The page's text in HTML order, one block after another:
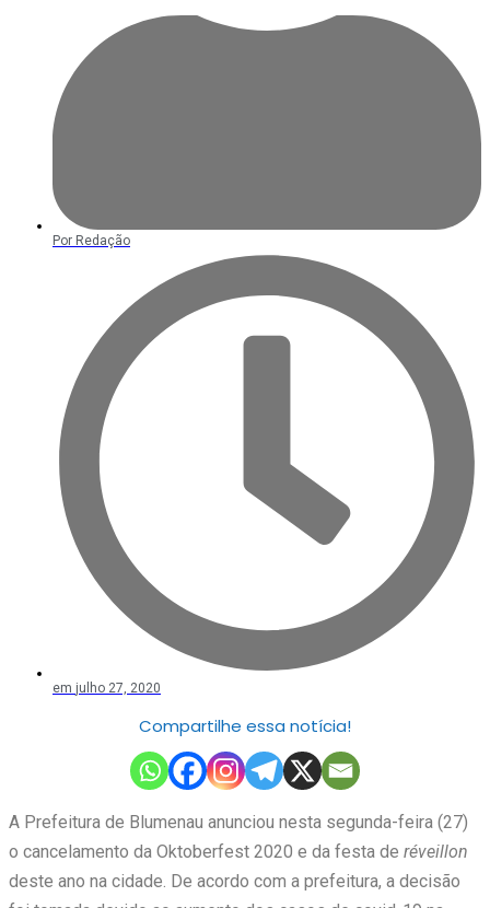
Por Redação
em julho 27, 2020
Compartilhe essa notícia!
A Prefeitura de Blumenau anunciou nesta segunda-feira (27)
o cancelamento da Oktoberfest 2020 e da festa de réveillon
deste ano na cidade. De acordo com a prefeitura, a decisão